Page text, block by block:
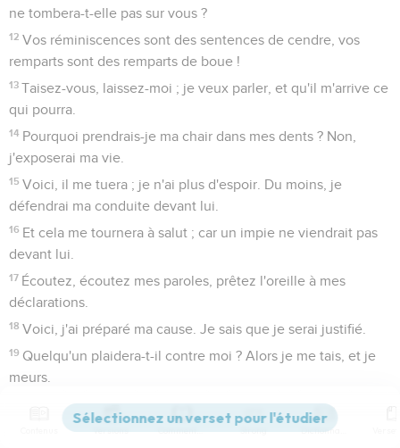
ne tombera-t-elle pas sur vous ?
12 Vos réminiscences sont des sentences de cendre, vos
remparts sont des remparts de boue !
13 Taisez-vous, laissez-moi ; je veux parler, et qu'il m'arrive ce
qui pourra.
14 Pourquoi prendrais-je ma chair dans mes dents ? Non,
j'exposerai ma vie.
15 Voici, il me tuera ; je n'ai plus d'espoir. Du moins, je
défendrai ma conduite devant lui.
16 Et cela me tournera à salut ; car un impie ne viendrait pas
devant lui.
17 Écoutez, écoutez mes paroles, prêtez l'oreille à mes
déclarations.
18 Voici, j'ai préparé ma cause. Je sais que je serai justifié.
19 Quelqu'un plaidera-t-il contre moi ? Alors je me tais, et je
meurs.
Seulement, ne me fais point deux choses, et alors je ne
me cacherai pas loin de ta face :
Versions Commentaires Strong